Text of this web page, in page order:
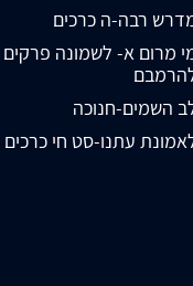
רבה-ה כרכים
מרום א- לשמונה פרקים
השמים-חנוכה
עתנו-סט חי כרכים